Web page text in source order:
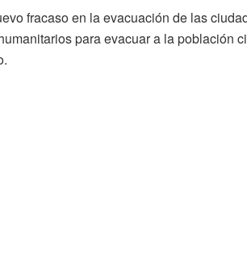
fracaso en la evacuación de las
para evacuar a la población